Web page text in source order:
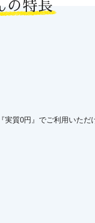
の特長
実質0円』でご利用いただ